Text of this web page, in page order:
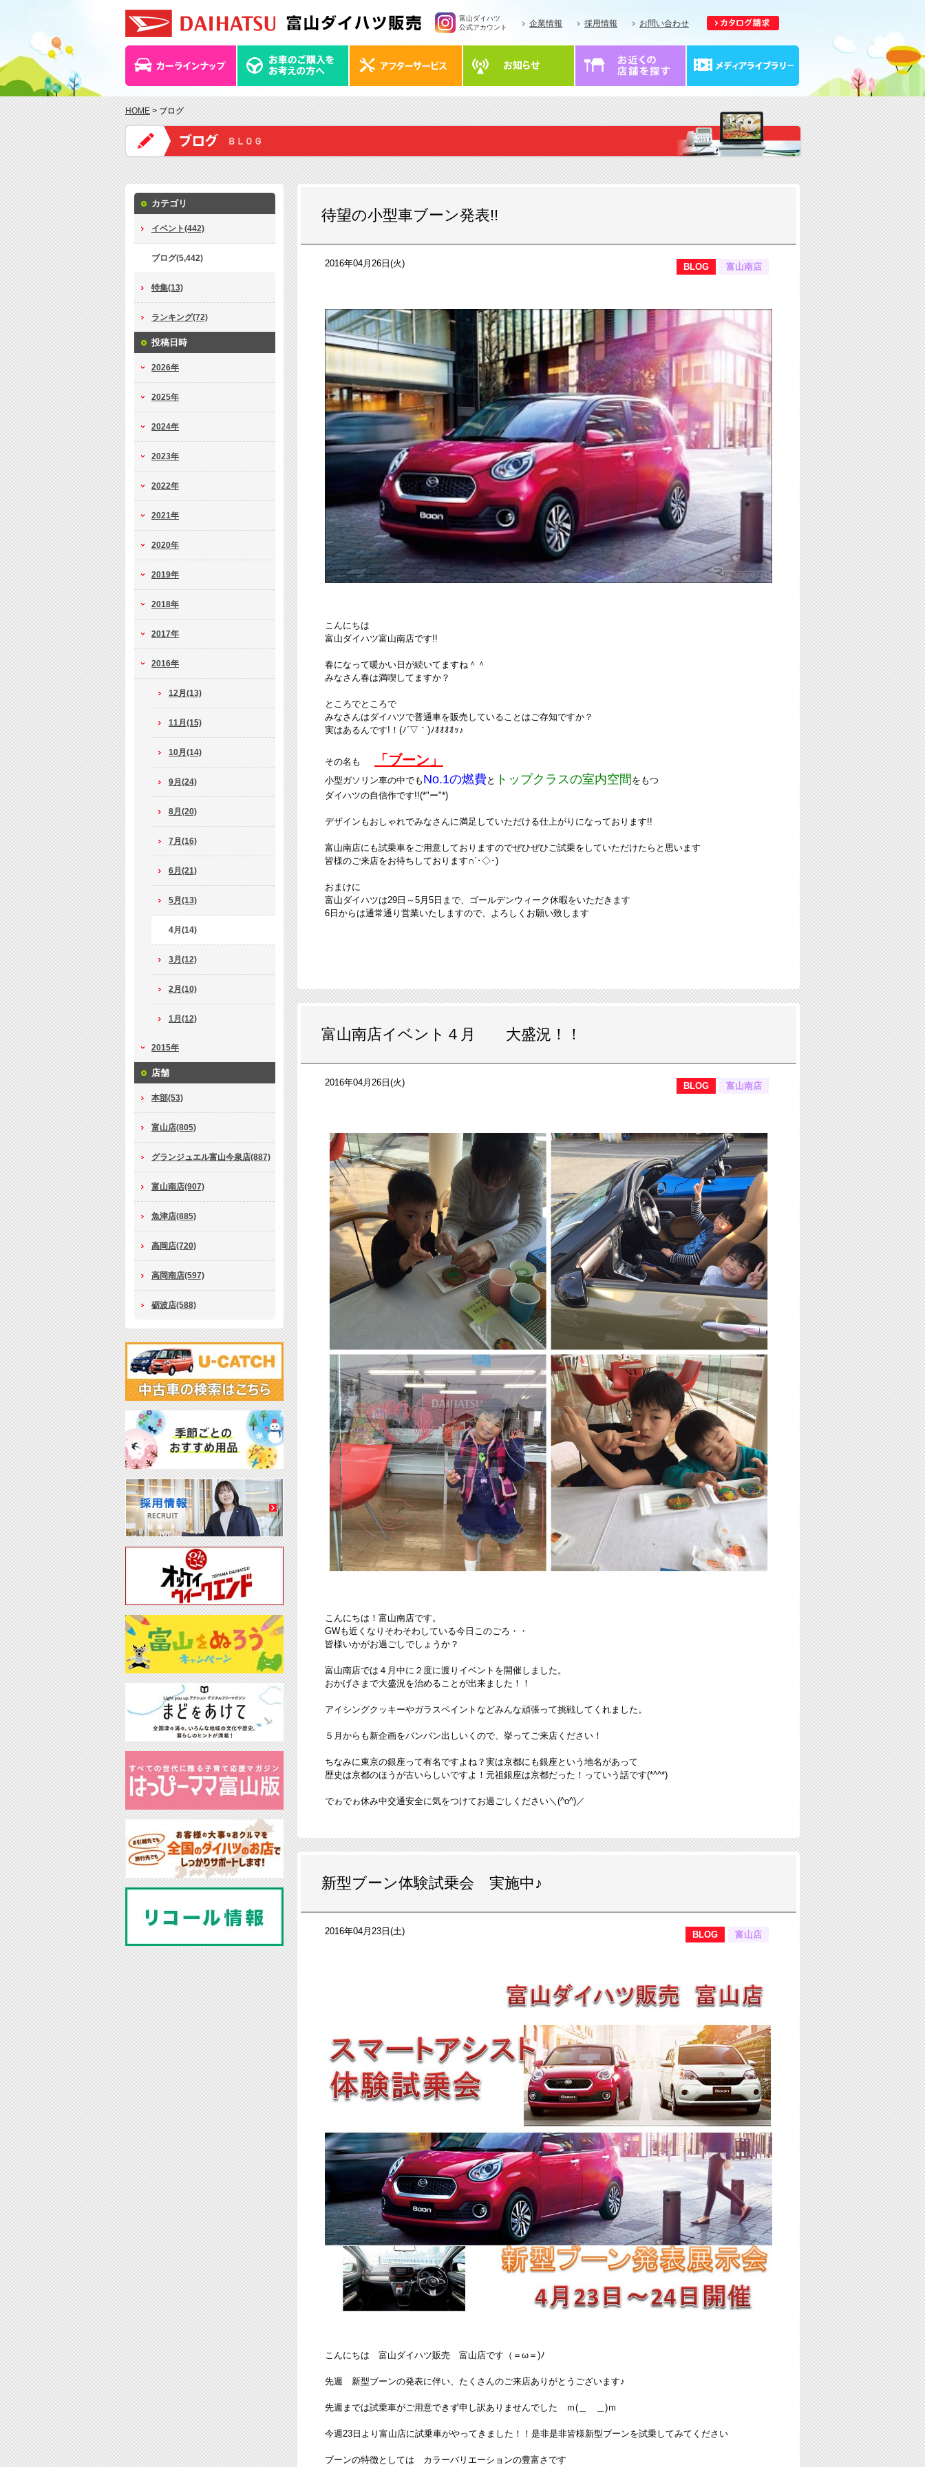
富山ダイハツ
公式アカウント
企業情報 採用情報 お問い合わせ
HOME> ブログ
カテゴリ
イベント(442)
ブログ(5,442)
特集(13)
ランキング(72)
投稿日時
2026年
2025年
2024年
2023年
2022年
2021年
2020年
2019年
2018年
2017年
2016年
12月(13)
11月(15)
10月(14)
9月(24)
8月(20)
7月(16)
6月(21)
5月(13)
4月(14)
3月(12)
2月(10)
1月(12)
2015年
店舗
本部(53)
富山店(805)
グランジュエル富山今泉店(887)
富山南店(907)
魚津店(885)
高岡店(720)
高岡南店(597)
砺波店(588)
待望の小型車ブーン発表!!
2016年04月26日(火) BLOG 富山南店
こんにちは
富山ダイハツ富山南店です!!
春になって暖かい日が続いてますね＾＾
みなさん春は満喫してますか？
ところでところで
みなさんはダイハツで普通車を販売していることはご存知ですか？
実はあるんです!！(ﾉ´▽｀)ﾉｵｵｵｵｯ♪
その名も 「ブーン」
小型ガソリン車の中でも No.1の燃費 と トップクラスの室内空間 をもつ
ダイハツの自信作です!!(*"ー"*)
デザインもおしゃれでみなさんに満足していただける仕上がりになっております!!
富山南店にも試乗車をご用意しておりますのでぜひぜひご試乗をしていただけたらと思います
皆様のご来店をお待ちしております∩`･◇･)
おまけに
富山ダイハツは29日～5月5日まで、ゴールデンウィーク休暇をいただきます
6日からは通常通り営業いたしますので、よろしくお願い致します
富山南店イベント４月 大盛況！！
2016年04月26日(火) BLOG 富山南店
こんにちは！富山南店です。
GWも近くなりそわそわしている今日このごろ・・
皆様いかがお過ごしでしょうか？
富山南店では４月中に２度に渡りイベントを開催しました。
おかげさまで大盛況を治めることが出来ました！！
アイシングクッキーやガラスペイントなどみんな頑張って挑戦してくれました。
５月からも新企画をバンバン出しいくので、挙ってご来店ください！
ちなみに東京の銀座って有名ですよね？実は京都にも銀座という地名があって
歴史は京都のほうが古いらしいですよ！元祖銀座は京都だった！っていう話です(*^^*)
でゎでゎ休み中交通安全に気をつけてお過ごしください＼(^o^)／
新型ブーン体験試乗会 実施中♪
2016年04月23日(土) BLOG 富山店
こんにちは 富山ダイハツ販売 富山店です（＝ω＝)ﾉ
先週 新型ブーンの発表に伴い、たくさんのご来店ありがとうございます♪
先週までは試乗車がご用意できず申し訳ありませんでした ｍ(＿ ＿)ｍ
今週23日より富山店に試乗車がやってきました！！是非是非皆様新型ブーンを試乗してみてください
ブーンの特徴としては カラーバリエーションの豊富さです